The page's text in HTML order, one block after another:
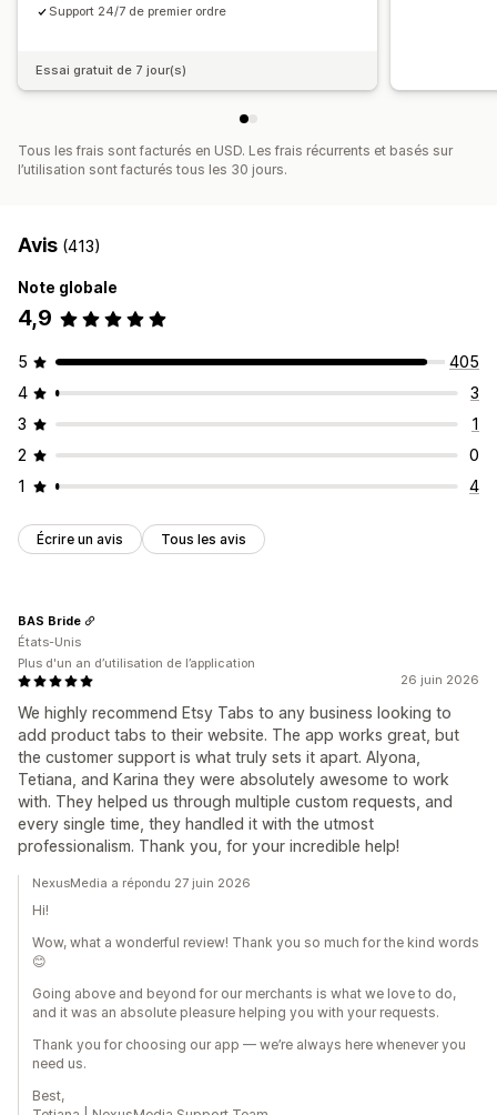
Support 24/7 de premier ordre
Essai gratuit de 7 jour(s)
Tous les frais sont facturés en USD. Les frais récurrents et basés sur
l’utilisation sont facturés tous les 30 jours.
Avis (413)
Note globale
4,9
5
405
4
3
3
1
2
0
1
4
Écrire un avis Tous les avis
26 juin 2026
We highly recommend Etsy Tabs to any business looking to
add product tabs to their website. The app works great, but
the customer support is what truly sets it apart. Alyona,
Tetiana, and Karina they were absolutely awesome to work
with. They helped us through multiple custom requests, and
every single time, they handled it with the utmost
professionalism. Thank you, for your incredible help!
BAS Bride
États-Unis
Plus d'un an d’utilisation de l’application
NexusMedia a répondu 27 juin 2026
Hi!
Wow, what a wonderful review! Thank you so much for the kind words
😊
Going above and beyond for our merchants is what we love to do,
and it was an absolute pleasure helping you with your requests.
Thank you for choosing our app — we’re always here whenever you
need us.
Best,